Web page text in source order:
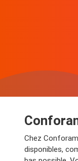
Chez
disponibles,